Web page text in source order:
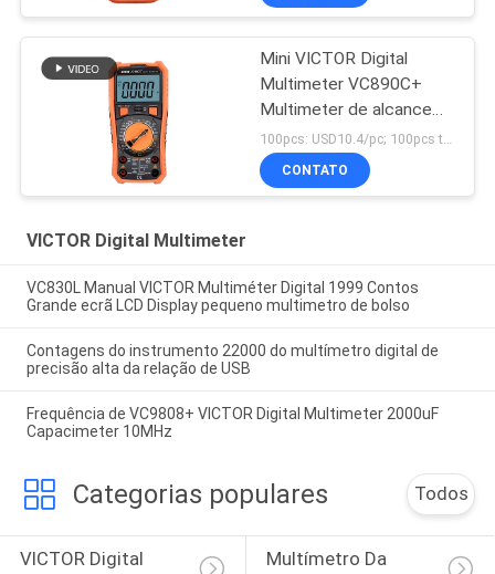
Mini VICTOR Digital
Multimeter VC890C+
Multimeter de alcance
manual 1999 LCD NCV
LIVE True RMS
Multimeter Digital
100pcs: USD10.4/pc; 100pcs to 500pcs: USD10/pc; 500pcs to 1000pcs: USD9.4; Above 3000pcs: USD9/pc MOQ:100PCS
CONTATO
VICTOR Digital Multimeter
VC830L Manual VICTOR Multiméter Digital 1999 Contos
Grande ecrã LCD Display pequeno multimetro de bolso
Contagens do instrumento 22000 do multímetro digital de
precisão alta da relação de USB
Frequência de VC9808+ VICTOR Digital Multimeter 2000uF
Capacimeter 10MHz
Categorias populares Todos
VICTOR Digital
Multímetro Da